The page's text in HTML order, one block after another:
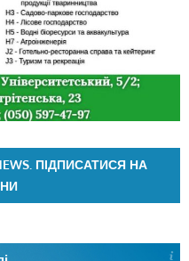
ПІДПИСАТИСЯ НА